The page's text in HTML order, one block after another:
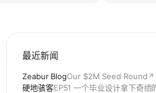
最近新闻
Zeabur BlogOur $2M Seed Round ↗
硬地骇客EP51 一个毕业设计拿下奇绩